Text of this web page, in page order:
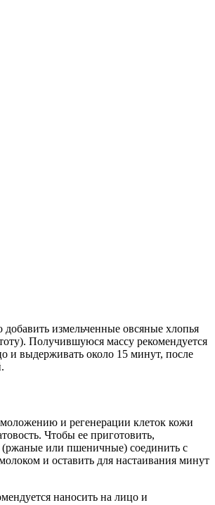
измельченные овсяные хлопья
Получившуюся массу рекомендуется
и выдерживать около 15 минут, после
и регенерации клеток кожи
Чтобы ее приготовить,
(ржаные или пшеничные) соединить с
и оставить для настаивания минут
наносить на лицо и